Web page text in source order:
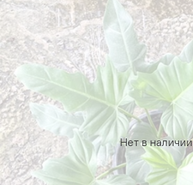
Нет в наличии